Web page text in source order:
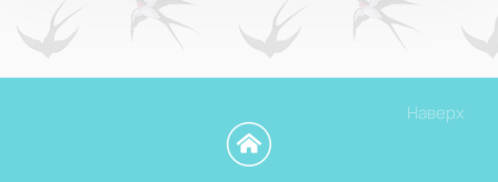
Наверх